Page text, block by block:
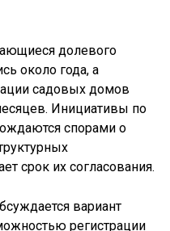
долевого
около года, а
садовых домов
Инициативы по
спорами о
срок их согласования.
вариант
регистрации